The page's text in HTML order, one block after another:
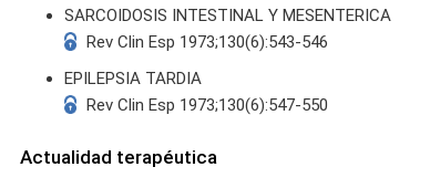
SARCOIDOSIS INTESTINAL Y MESENTERICA
Rev Clin Esp 1973;130(6):543-546
EPILEPSIA TARDIA
Rev Clin Esp 1973;130(6):547-550
Actualidad terapéutica